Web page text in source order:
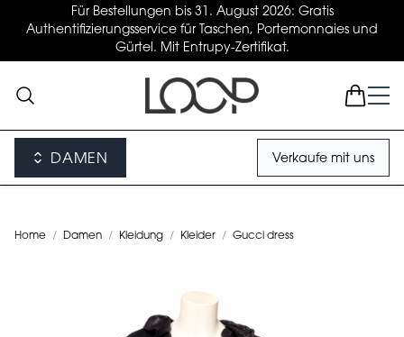
Für Bestellungen bis 31. August 2026: Gratis
Authentifizierungsservice für Taschen, Portemonnaies und
Gürtel. Mit Entrupy-Zertifikat.
DAMEN Verkaufe mit uns
Home / Damen / Kleidung / Kleider / Gucci dress